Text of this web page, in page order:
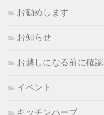
お勧めします
お知らせ
お越しになる前に確認
イベント
キッチンハーブ